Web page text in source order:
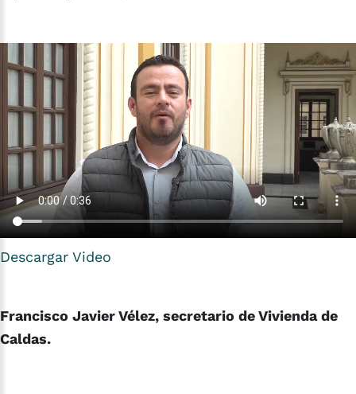
Descargar Video
Francisco Javier Vélez, secretario de Vivienda de
Caldas.